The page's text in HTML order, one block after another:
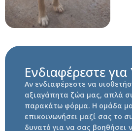
Ενδιαφέρεστε για
Αν ενδιαφέρεστε να
αξιαγάπητα ζώα μας, απλά
παρακάτω φόρμα. Η ομάδα
επικοινωνήσει μαζί σας το
δυνατό για να σας βοηθήσει